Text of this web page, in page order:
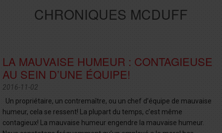
CHRONIQUES MCDUFF
LA MAUVAISE HUMEUR : CONTAGIEUSE
AU SEIN D’UNE ÉQUIPE!
2016-11-02
Un propriétaire, un contremaître, ou un chef d’équipe de mauvaise
humeur, cela se ressent! La plupart du temps, c’est même
contagieux! La mauvaise humeur engendre la mauvaise humeur.